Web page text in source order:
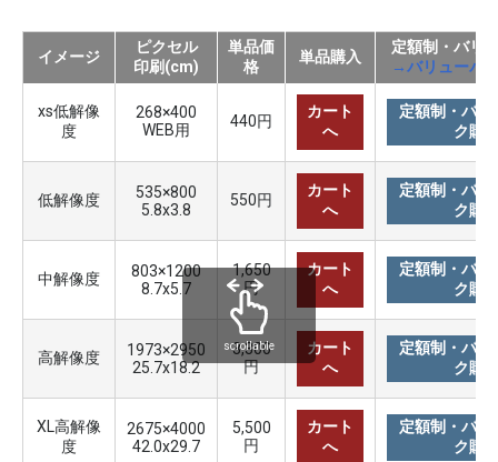
イメージ
ピクセル
印刷(cm)
単品価
格
単品購入
定額制・バリ
→バリューパ
xs低解像
度
268×400
WEB用
440円
カート
へ
定額制・バリ
ク購
低解像度
535×800
5.8x3.8
550円
カート
へ
定額制・バリ
ク購
中解像度
803×1200
8.7x5.7
1,650
円
カート
へ
定額制・バリ
ク購
高解像度
1973×2950
25.7x18.2
3,300
円
カート
へ
定額制・バリ
ク購
XL高解像
度
2675×4000
42.0x29.7
5,500
円
カート
へ
定額制・バリ
ク購
scrollable